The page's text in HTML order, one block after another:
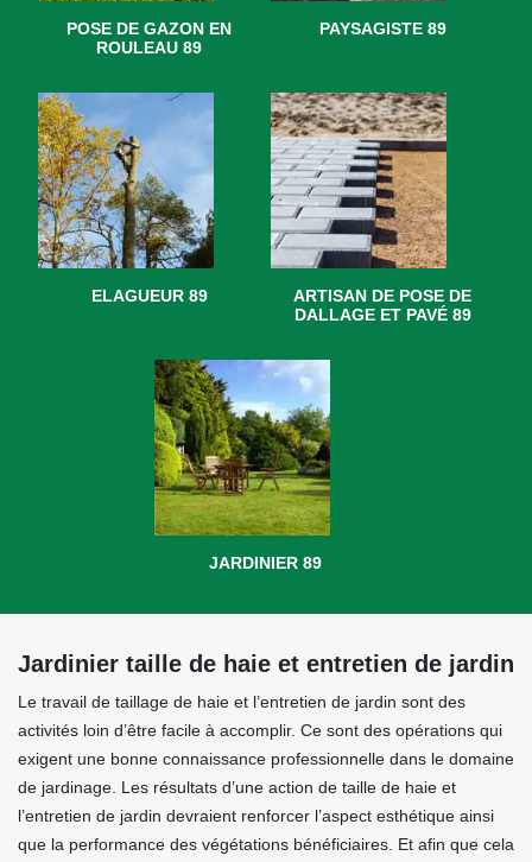
POSE DE GAZON EN
ROULEAU 89
PAYSAGISTE 89
ELAGUEUR 89
ARTISAN DE POSE DE
DALLAGE ET PAVÉ 89
JARDINIER 89
Jardinier taille de haie et entretien de jardin
Le travail de taillage de haie et l’entretien de jardin sont des
activités loin d’être facile à accomplir. Ce sont des opérations qui
exigent une bonne connaissance professionnelle dans le domaine
de jardinage. Les résultats d’une action de taille de haie et
l’entretien de jardin devraient renforcer l’aspect esthétique ainsi
que la performance des végétations bénéficiaires. Et afin que cela